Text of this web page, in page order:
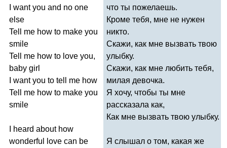
want you and no one
else
Tell
me how to make you
smile
Tell
me how to love you,
baby girl
want you to tell me how
Tell
me how to make you
smile
heard about how
wonderful
love can be
что ты пожелаешь.
Кроме тебя, мне не нужен
никто.
Скажи, как мне вызвать твою
улыбку.
Скажи, как мне любить тебя,
милая девочка.
Я хочу, чтобы ты мне
рассказала как,
Как мне вызвать твою улыбку.
Я слышал о том, какая же